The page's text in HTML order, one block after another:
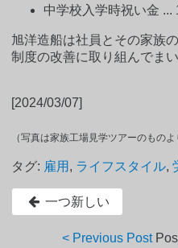
中学校入学時祝い金 ...
旭洋造船は社員とその家族
制度の改善に取り組んでまい
[2024/03/07]
（写真は家族工場見学ツアーのものよ
タグ: 雇用 , ライフスタイル,
一つ新しい
< Previous Post